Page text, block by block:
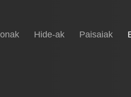
Hasiera
Hide-ak Paisaiak